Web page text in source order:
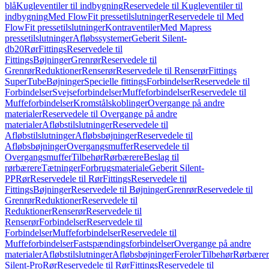
blåKugleventiler til indbygningReservedele til Kugleventiler til
indbygningMed FlowFit pressetilslutningerReservedele til Med
FlowFit pressetilslutningerKontraventilerMed Mapress
pressetilslutningerAfløbssystemerGeberit Silent-
db20RørFittingsReservedele til
FittingsBøjningerGrenrørReservedele til
GrenrørReduktionerRenserørReservedele til RenserørFittings
SuperTubeBøjningerSpecielle fittingsForbindelserReservedele til
ForbindelserSvejseforbindelserMuffeforbindelserReservedele til
MuffeforbindelserKromstålskoblingerOvergange på andre
materialerReservedele til Overgange på andre
materialerAfløbstilslutningerReservedele til
AfløbstilslutningerAfløbsbøjningerReservedele til
AfløbsbøjningerOvergangsmufferReservedele til
OvergangsmufferTilbehørRørbærereBeslag til
rørbærereTætningerForbrugsmaterialeGeberit Silent-
PPRørReservedele til RørFittingsReservedele til
FittingsBøjningerReservedele til BøjningerGrenrørReservedele til
GrenrørReduktionerReservedele til
ReduktionerRenserørReservedele til
RenserørForbindelserReservedele til
ForbindelserMuffeforbindelserReservedele til
MuffeforbindelserFastspændingsforbindelserOvergange på andre
materialerAfløbstilslutningerAfløbsbøjningerFerolerTilbehør
Silent-ProRørReservedele til RørFittingsReservedele til